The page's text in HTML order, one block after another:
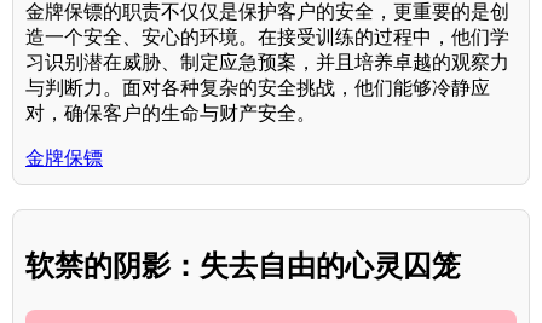
金牌保镖的职责不仅仅是保护客户的安全，更重要的是创
造一个安全、安心的环境。在接受训练的过程中，他们学
习识别潜在威胁、制定应急预案，并且培养卓越的观察力
与判断力。面对各种复杂的安全挑战，他们能够冷静应
对，确保客户的生命与财产安全。
金牌保镖
软禁的阴影：失去自由的心灵囚笼